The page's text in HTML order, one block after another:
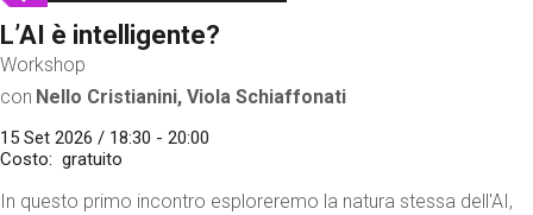
L’AI è intelligente?
Workshop
con Nello Cristianini, Viola Schiaffonati
15 Set 2026 / 18:30 - 20:00
Costo
gratuito
In questo primo incontro esploreremo la natura stessa dell'AI,